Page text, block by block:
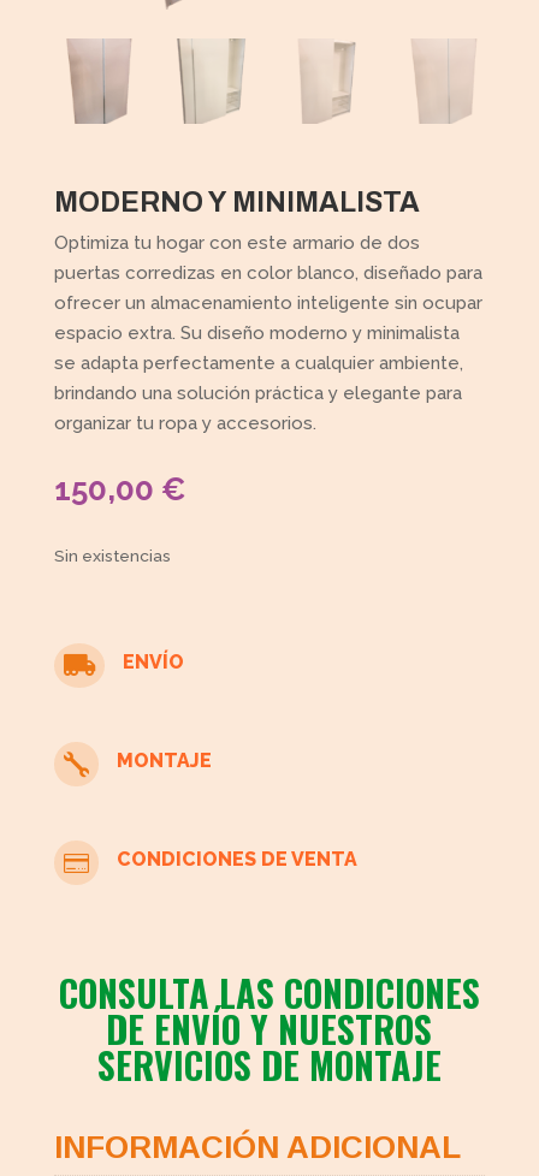
MODERNO Y MINIMALISTA
Optimiza tu hogar con este armario de dos
puertas corredizas en color blanco, diseñado para
ofrecer un almacenamiento inteligente sin ocupar
espacio extra. Su diseño moderno y minimalista
se adapta perfectamente a cualquier ambiente,
brindando una solución práctica y elegante para
organizar tu ropa y accesorios.
150,00 €
Sin existencias
 ENVÍO
 MONTAJE
 CONDICIONES DE VENTA
CONSULTA LAS CONDICIONES
DE ENVÍO Y NUESTROS
SERVICIOS DE MONTAJE
INFORMACIÓN ADICIONAL